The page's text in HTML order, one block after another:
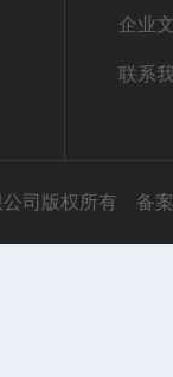
企业
联系
公司版权所有 备